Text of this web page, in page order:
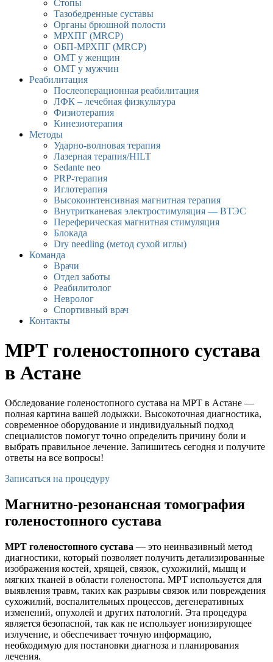
Стопы
Тазобедренные суставы
Органы брюшной полости
МРХПГ (MRCP)
ОБП-МРХПГ (MRCP)
ОМТ у женщин
ОМТ у мужчин
Реабилитация
Послеоперационная реабилитация
ЛФК – лечебная физкультура
Физиотерапия
Кинезиотерапия
Методы
Ударно-волновая терапия
Лазерная терапия/HILT
Sedante neo
PRP-терапия
Иглотерапия
Высокоинтенсивная магнитная терапия
Внутритканевая электростимуляция — ВТЭС
Переферическая магнитная стимуляция
Блокада
Dry needling (метод сухой иглы)
Команда
Врачи
Отдел заботы
Реабилитолог
Невролог
Спортивный врач
Контакты
МРТ голеностопного сустава​
в Астане
Обследование голеностопного сустава на МРТ в Астане —
полная картина вашей лодыжки. Высокоточная диагностика,
современное оборудование и индивидуальный подход
специалистов помогут точно определить причину боли и
выбрать правильное лечение. Запишитесь сегодня и получите
ответы на все вопросы!
Записаться на процедуру
Магнитно-резонансная томография
голеностопного сустава
МРТ голеностопного сустава — это неинвазивный метод
диагностики, который позволяет получить детализированные
изображения костей, хрящей, связок, сухожилий, мышц и
мягких тканей в области голеностопа. МРТ используется для
выявления травм, таких как разрывы связок или повреждения
сухожилий, воспалительных процессов, дегенеративных
изменений, опухолей и других патологий. Эта процедура
является безопасной, так как не использует ионизирующее
излучение, и обеспечивает точную информацию,
необходимую для постановки диагноза и планирования
лечения.